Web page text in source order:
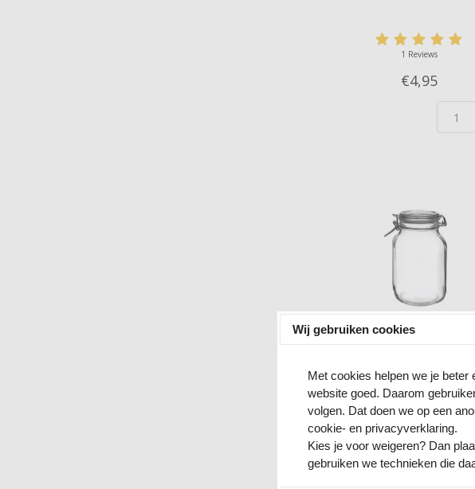
1 Reviews
€4,95
Weckpot Fido 2000
4 Reviews
€9,50
Wij gebruiken cookies
Met cookies helpen we je
website goed. Daarom
volgen. Dat doen we op een
cookie- en privacyverklaring.
Kies je voorweigeren? Dan
gebruiken we technieken die